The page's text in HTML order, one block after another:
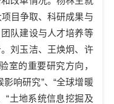
目争取、科研成果与
队建设与人才培养等
。刘玉洁、王焕炯、许
室的重要研究方向，
影响研究”、 “全球增暖
“土地系统信息挖掘及